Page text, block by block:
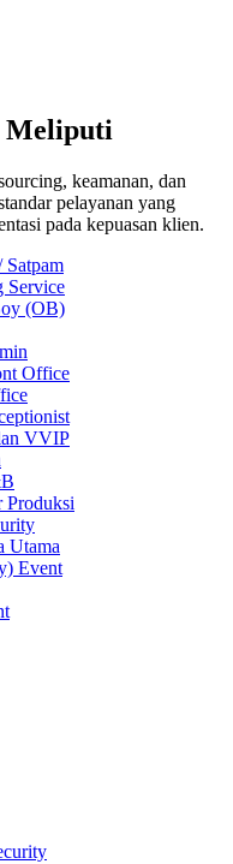
Meliputi
keamanan, dan
pelayanan yang
pada kepuasan klien.
Satpam
Service
(OB)
Office
VVIP
Produksi
Utama
Event